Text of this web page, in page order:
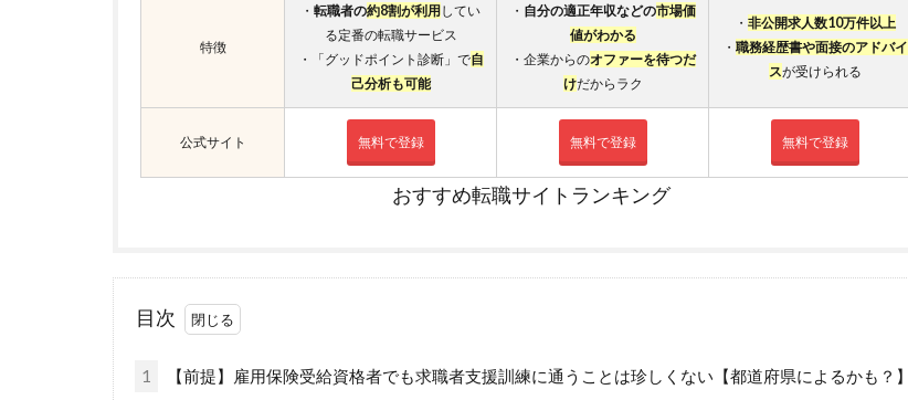
特徴
・ 転職者の約8割が利用 してい
る定番の転職サービス
・「グッドポイント診断」で自
己分析も可能
・ 自分の適正年収などの市場価
値がわかる
・企業からのオファーを待つだ
けだからラク
・ 非公開求人数10万件以上
・ 職務経歴書や面接のアドバイ
スが受けられる
公式サイト 無料で登録 無料で登録 無料で登録
おすすめ転職サイトランキング
目次
1 【前提】雇用保険受給資格者でも求職者支援訓練に通うことは珍しくない【都道府県によるかも？】